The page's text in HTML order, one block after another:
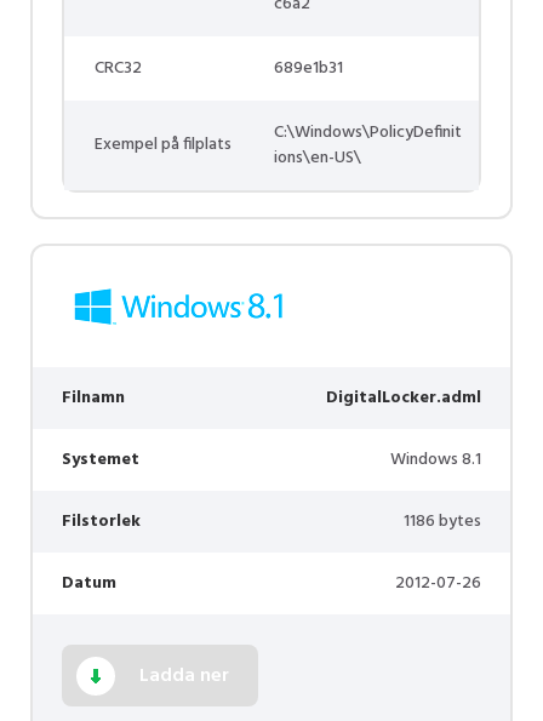
CRC32 689e1b31
Exempel på filplats
C:\Windows\PolicyDefinit
ions\en-US\
Filnamn DigitalLocker.adml
Systemet Windows 8.1
Filstorlek 1186 bytes
Datum 2012-07-26
Ladda ner